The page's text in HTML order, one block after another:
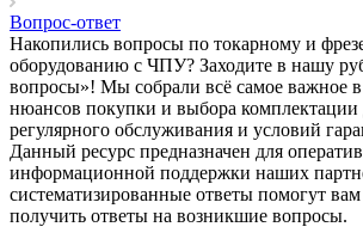
Вопрос-ответ
Накопились вопросы по токарному и
оборудованию с ЧПУ? Заходите в нашу
вопросы»! Мы собрали всё самое важное
нюансов покупки и выбора комплектации
регулярного обслуживания и условий
Данный ресурс предназначен для
информационной поддержки наших
систематизированные ответы помогут
получить ответы на возникшие вопросы.